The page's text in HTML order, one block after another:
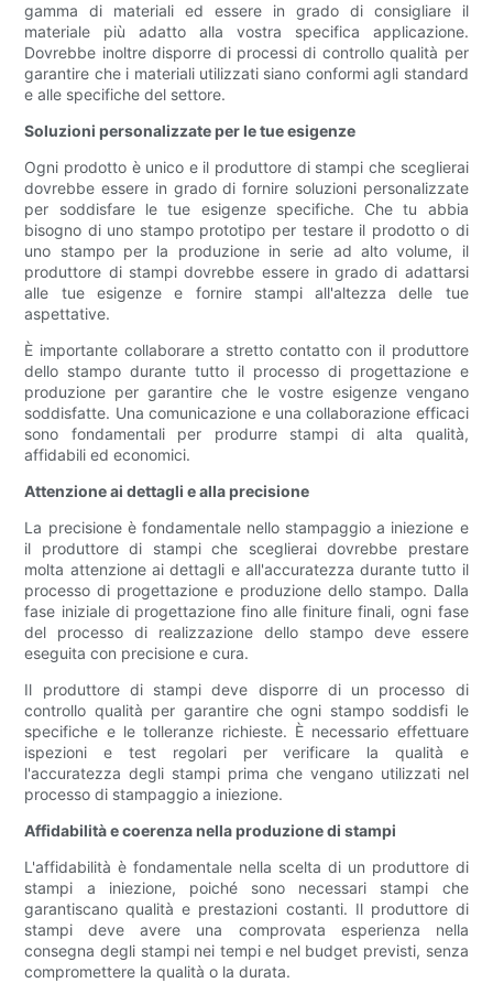
gamma di materiali ed essere in grado di consigliare il
materiale più adatto alla vostra specifica applicazione.
Dovrebbe inoltre disporre di processi di controllo qualità per
garantire che i materiali utilizzati siano conformi agli standard
e alle specifiche del settore.
Soluzioni personalizzate per le tue esigenze
Ogni prodotto è unico e il produttore di stampi che sceglierai
dovrebbe essere in grado di fornire soluzioni personalizzate
per soddisfare le tue esigenze specifiche. Che tu abbia
bisogno di uno stampo prototipo per testare il prodotto o di
uno stampo per la produzione in serie ad alto volume, il
produttore di stampi dovrebbe essere in grado di adattarsi
alle tue esigenze e fornire stampi all'altezza delle tue
aspettative.
È importante collaborare a stretto contatto con il produttore
dello stampo durante tutto il processo di progettazione e
produzione per garantire che le vostre esigenze vengano
soddisfatte. Una comunicazione e una collaborazione efficaci
sono fondamentali per produrre stampi di alta qualità,
affidabili ed economici.
Attenzione ai dettagli e alla precisione
La precisione è fondamentale nello stampaggio a iniezione e
il produttore di stampi che sceglierai dovrebbe prestare
molta attenzione ai dettagli e all'accuratezza durante tutto il
processo di progettazione e produzione dello stampo. Dalla
fase iniziale di progettazione fino alle finiture finali, ogni fase
del processo di realizzazione dello stampo deve essere
eseguita con precisione e cura.
Il produttore di stampi deve disporre di un processo di
controllo qualità per garantire che ogni stampo soddisfi le
specifiche e le tolleranze richieste. È necessario effettuare
ispezioni e test regolari per verificare la qualità e
l'accuratezza degli stampi prima che vengano utilizzati nel
processo di stampaggio a iniezione.
Affidabilità e coerenza nella produzione di stampi
L'affidabilità è fondamentale nella scelta di un produttore di
stampi a iniezione, poiché sono necessari stampi che
garantiscano qualità e prestazioni costanti. Il produttore di
stampi deve avere una comprovata esperienza nella
consegna degli stampi nei tempi e nel budget previsti, senza
compromettere la qualità o la durata.